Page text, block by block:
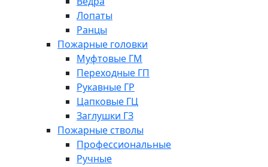
Лопаты
Ранцы
Пожарные головки
Муфтовые ГМ
Переходные ГП
Рукавные ГР
Цапковые ГЦ
Заглушки ГЗ
Пожарные стволы
Профессиональные
Ручные